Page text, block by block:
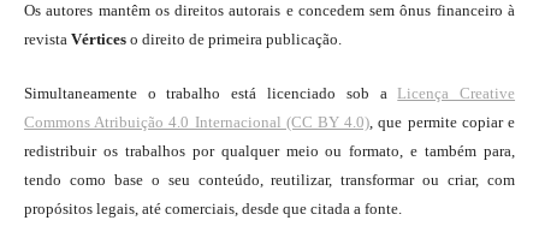
Os autores mantêm os direitos autorais e concedem sem ônus financeiro à
revista Vértices o direito de primeira publicação.
Simultaneamente o trabalho está licenciado sob a Licença Creative
Commons Atribuição 4.0 Internacional (CC BY 4.0) , que permite copiar e
redistribuir os trabalhos por qualquer meio ou formato, e também para,
tendo como base o seu conteúdo, reutilizar, transformar ou criar, com
propósitos legais, até comerciais, desde que citada a fonte.